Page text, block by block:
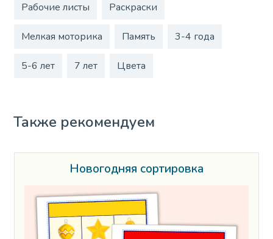
Рабочие листы Раскраски
Мелкая моторика Память 3-4 года
5-6 лет 7 лет Цвета
Также рекомендуем
Новогодняя сортировка